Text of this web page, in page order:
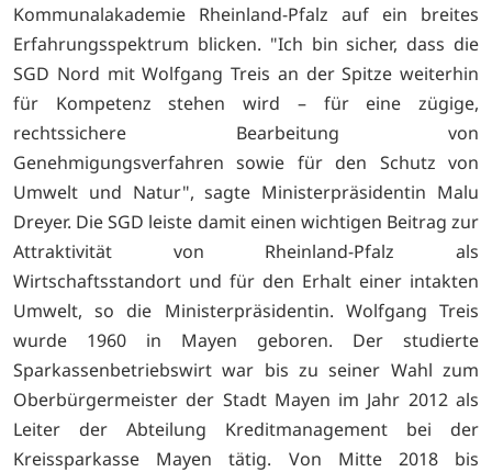
Kommunalakademie Rheinland-Pfalz auf ein breites
Erfahrungsspektrum blicken. "Ich bin sicher, dass die
SGD Nord mit Wolfgang Treis an der Spitze weiterhin
für Kompetenz stehen wird – für eine zügige,
rechtssichere Bearbeitung von
Genehmigungsverfahren sowie für den Schutz von
Umwelt und Natur", sagte Ministerpräsidentin Malu
Dreyer. Die SGD leiste damit einen wichtigen Beitrag zur
Attraktivität von Rheinland-Pfalz als
Wirtschaftsstandort und für den Erhalt einer intakten
Umwelt, so die Ministerpräsidentin. Wolfgang Treis
wurde 1960 in Mayen geboren. Der studierte
Sparkassenbetriebswirt war bis zu seiner Wahl zum
Oberbürgermeister der Stadt Mayen im Jahr 2012 als
Leiter der Abteilung Kreditmanagement bei der
Kreissparkasse Mayen tätig. Von Mitte 2018 bis